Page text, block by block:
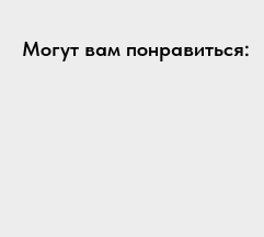
Могут вам понравиться: